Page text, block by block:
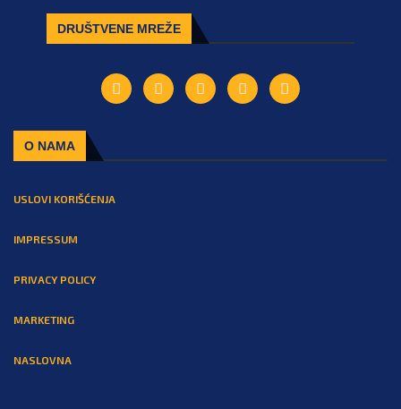
DRUŠTVENE MREŽE
O NAMA
USLOVI KORIŠĆENJA
IMPRESSUM
PRIVACY POLICY
MARKETING
NASLOVNA